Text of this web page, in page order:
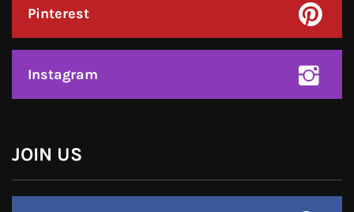
Call : +91-94172-62777
Email : udaydarpannews@gmail.com
FIND US